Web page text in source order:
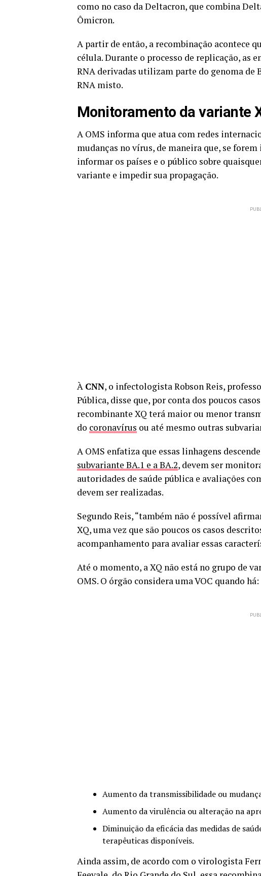
como no caso da Deltacron, que combina
Ômicron.
A partir de então, a recombinação acontece
célula. Durante o processo de replicação, as
RNA derivadas utilizam parte do genoma de
RNA misto.
Monitoramento da variante
A OMS informa que atua com redes
mudanças no vírus, de maneira que, se
informar os países e o público sobre
variante e impedir sua propagação.
À CNN, o infectologista Robson Reis,
Pública, disse que, por conta dos poucos
recombinante XQ terá maior ou menor
do coronavírus ou até mesmo outras
A OMS enfatiza que essas linhagens
subvariante BA.1 e a BA.2, devem ser
autoridades de saúde pública e avaliações
devem ser realizadas.
Segundo Reis, “também não é possível
XQ, uma vez que são poucos os casos
acompanhamento para avaliar essas
Até o momento, a XQ não está no grupo de
OMS. O órgão considera uma VOC quando há:
Aumento da transmissibilidade ou
Aumento da virulência ou alteração na
Diminuição da eficácia das medidas de
terapêuticas disponíveis.
Ainda assim, de acordo com o virologista